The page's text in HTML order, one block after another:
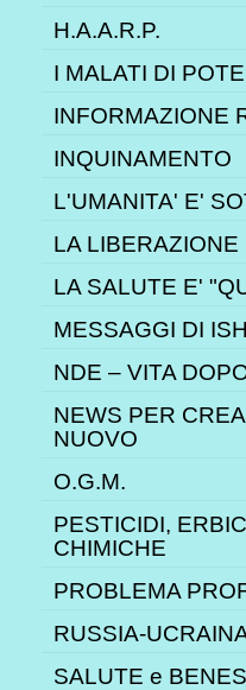
H.A.A.R.P.
I MALATI DI
INFORMAZIONE
INQUINAMENTO
L'UMANITA' E'
LA LIBERAZIONE
LA SALUTE E'
MESSAGGI DI
NDE – VITA
NEWS PER
NUOVO
O.G.M.
PESTICIDI,
CHIMICHE
PROBLEMA
RUSSIA-
SALUTE e